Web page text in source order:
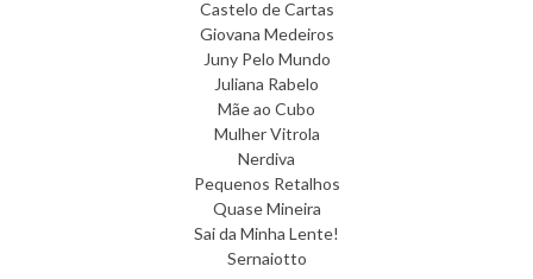
Castelo de Cartas
Giovana Medeiros
Juny Pelo Mundo
Juliana Rabelo
Mãe ao Cubo
Mulher Vitrola
Nerdiva
Pequenos Retalhos
Quase Mineira
Sai da Minha Lente!
Sernaiotto